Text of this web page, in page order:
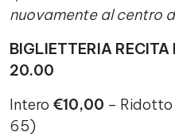
nuovamente al centro
BIGLIETTERIA RECITA
20.00
Intero €10,00 – Ridotto
65)